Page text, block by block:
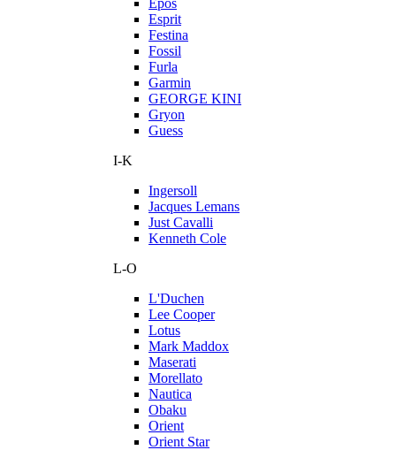
Epos
Esprit
Festina
Fossil
Furla
Garmin
GEORGE KINI
Gryon
Guess
I-K
Ingersoll
Jacques Lemans
Just Cavalli
Kenneth Cole
L-O
L'Duchen
Lee Cooper
Lotus
Mark Maddox
Maserati
Morellato
Nautica
Obaku
Orient
Orient Star